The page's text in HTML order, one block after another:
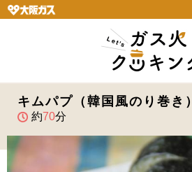
キムパプ（韓国風のり巻き）
約70分